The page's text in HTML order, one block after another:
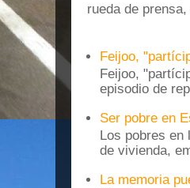
rueda de
Feijoo,
Feijoo,
episodio de
Ser pobre en
Los pobres en
de vivienda,
La memoria